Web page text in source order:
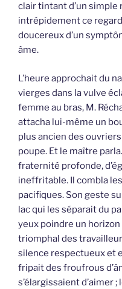
clair tintant d’un simple
intrépidement ce
doucereux d’un
âme.
L’heure approchait du
vierges dans la vulve
femme au bras, M.
attacha lui-même un
plus ancien des
poupe. Et le maître
fraternité profonde,
ineffritable. Il combla
pacifiques. Son geste
lac qui les séparait du
yeux poindre un
triomphal des
silence respectueux et
fripait des froufrous
s’élargissaient d’aimer